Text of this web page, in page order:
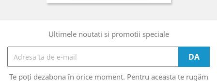
Ultimele noutati si promotii speciale
Te poți dezabona în orice moment. Pentru aceasta te rugăm